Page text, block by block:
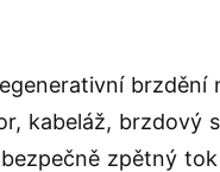
brzdění
kabeláž, brzdový
zpětný